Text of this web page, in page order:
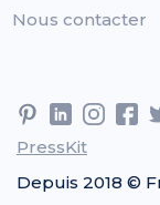
Nous contacter
PressKit
Depuis 2018 ©